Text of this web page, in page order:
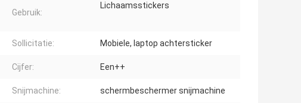
Gebruik:
Lichaamsstickers
Sollicitatie: Mobiele, laptop achtersticker
Cijfer: Een++
Snijmachine: schermbeschermer snijmachine